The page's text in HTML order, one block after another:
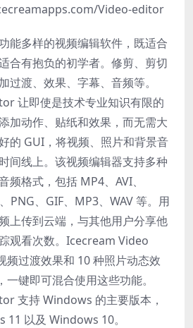
Video-editor
能多样的视频编辑软件，既适合
合有抱负的初学者。修剪、剪切
过渡、效果、字幕、音频等。
让即使是技术专业知识有限的
加动作、贴纸和效果，而无需大
的 GUI，将视频、照片和背景音
间线上。该视频编辑器支持多种
频格式，包括 MP4、AVI、
PNG、GIF、MP3、WAV 等。用
上传到云端，与其他用户分享他
观看次数。Icecream Video
频过渡效果和 10 种照片动态效
一键即可混合使用这些功能。
支持 Windows 的主要版本，
以及 Windows 10。